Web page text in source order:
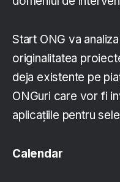
Start ONG va
originalitatea
deja existente pe
ONGuri care vor fi
aplicațiile pentru
Calendar